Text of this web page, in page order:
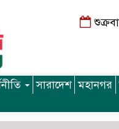
সারাদেশ মহানগর